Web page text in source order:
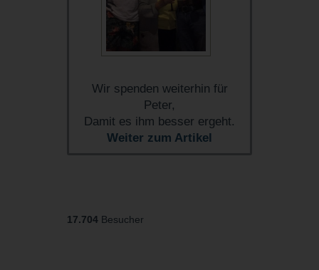
Wir spenden weiterhin für
Peter,
Damit es ihm besser ergeht.
Weiter zum Artikel
17.704 Besucher